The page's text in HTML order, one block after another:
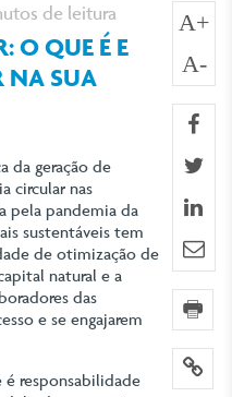
A+
A-
e-
de leitura
O QUE É E
NA SUA
da geração de
circular nas
pela pandemia da
sustentáveis tem
de otimização de
natural e a
das
e se engajarem
responsabilidade